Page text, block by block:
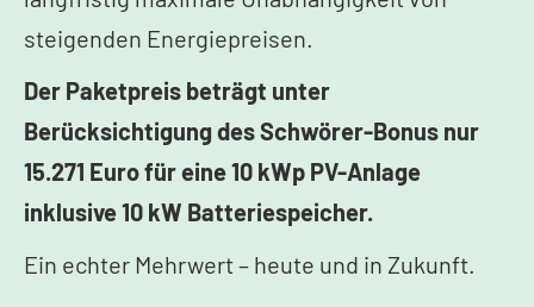
steigenden Energiepreisen.
Der Paketpreis beträgt unter
Berücksichtigung des Schwörer-Bonus nur
15.271 Euro für eine 10 kWp PV-Anlage
inklusive 10 kW Batteriespeicher.
Ein echter Mehrwert – heute und in Zukunft.